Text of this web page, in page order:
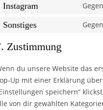
Instagram
Sonstiges
Zustimmung
du unsere Website das
Up mit einer Erklärung
speichern“
von dir gewählten